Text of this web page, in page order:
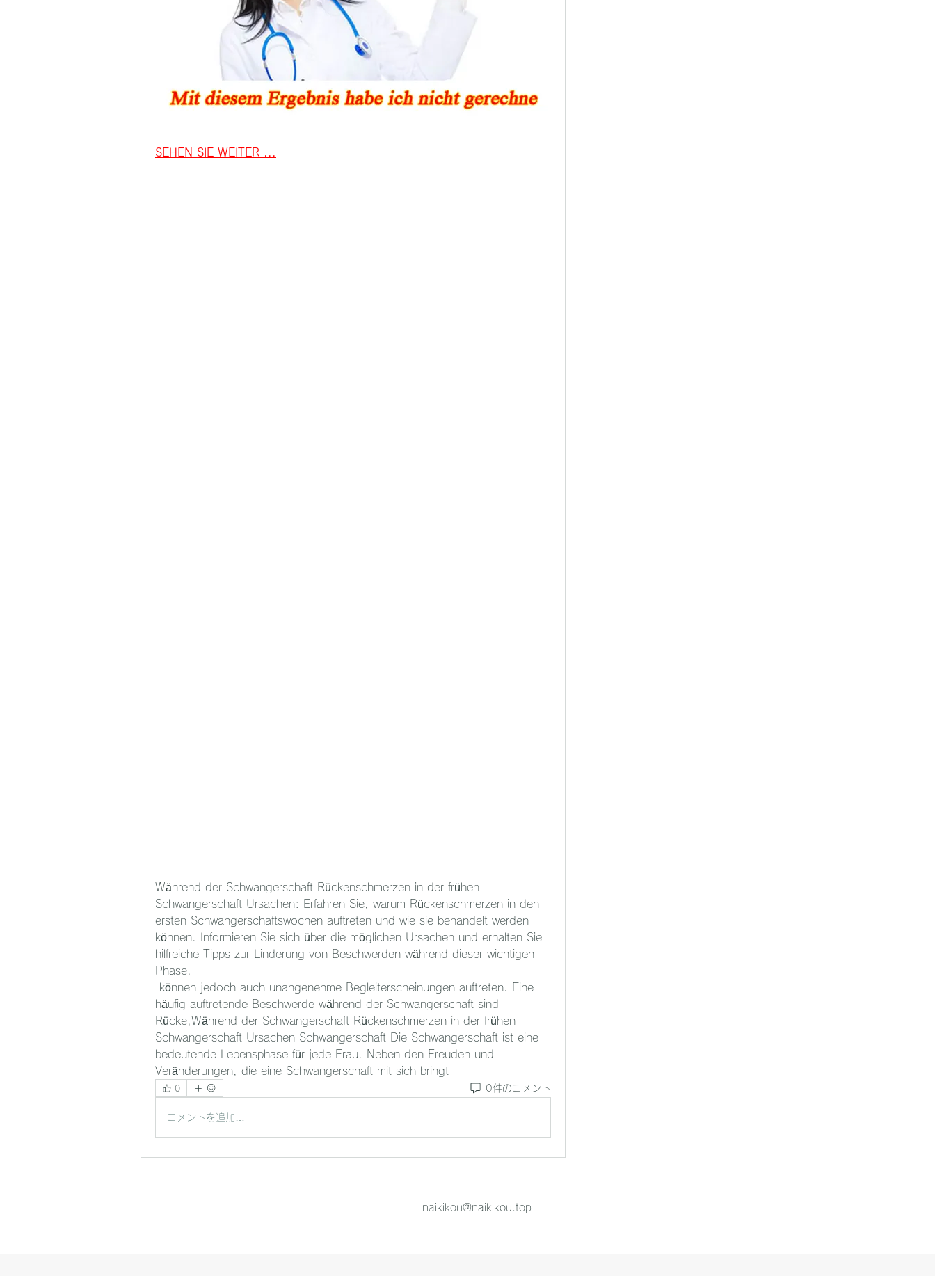
SEHEN SIE WEITER ...
Während der Schwangerschaft Rückenschmerzen in der frühen
Schwangerschaft Ursachen: Erfahren Sie, warum Rückenschmerzen in den
ersten Schwangerschaftswochen auftreten und wie sie behandelt werden
können. Informieren Sie sich über die möglichen Ursachen und erhalten Sie
hilfreiche Tipps zur Linderung von Beschwerden während dieser wichtigen
Phase.
häufig auftretende Beschwerde während der Schwangerschaft sind
Rücke,Während der Schwangerschaft Rückenschmerzen in der frühen
Schwangerschaft Ursachen Schwangerschaft Die Schwangerschaft ist eine
bedeutende Lebensphase für jede Frau. Neben den Freuden und
Veränderungen, die eine Schwangerschaft mit sich bringt
0 0件のコメント
コメントを追加…
naikikou@naikikou.top